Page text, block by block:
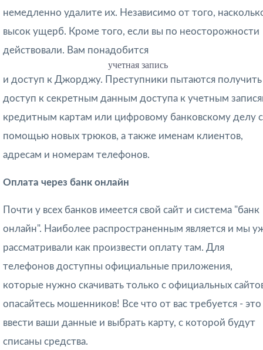
немедленно удалите их. Независимо от того,
высок ущерб. Кроме того, если вы по неосторожности
действовали. Вам понадобится
учетная запись
и доступ к Джорджу. Преступники пытаются получить
доступ к секретным данным доступа к учетным
кредитным картам или цифровому банковскому делу с
помощью новых трюков, а также именам клиентов,
адресам и номерам телефонов.
Оплата через банк онлайн
Почти у всех банков имеется свой сайт и система "банк
онлайн". Наиболее распространенным является и мы
рассматривали как произвести оплату там. Для
телефонов доступны официальные приложения,
которые нужно скачивать только с официальных
опасайтесь мошенников! Все что от вас требуется - это
ввести ваши данные и выбрать карту, с которой будут
списаны средства.